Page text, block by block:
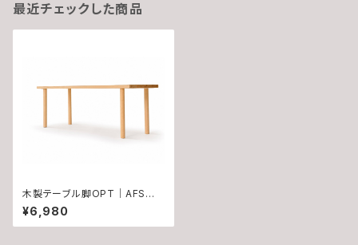
最近チェックした商品
木製テーブル脚OPT｜AFS本
体同時購入限定
¥6,980